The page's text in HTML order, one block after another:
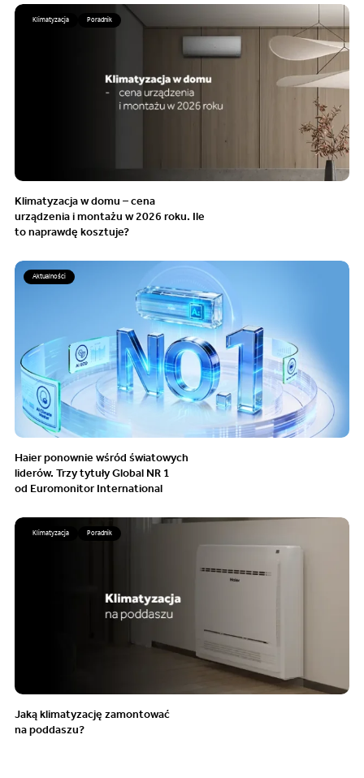
Klimatyzacja Poradnik
Klimatyzacja w domu – cena
urządzenia i montażu w 2026 roku. Ile
to naprawdę kosztuje?
Aktualności
Haier ponownie wśród światowych
liderów. Trzy tytuły Global NR 1
od Euromonitor International
Klimatyzacja Poradnik
Jaką klimatyzację zamontować
na poddaszu?